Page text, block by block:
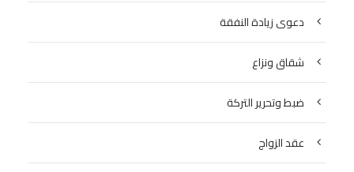
دعوى زيادة النفقة
شقاق ونزاع
ضبط وتحرير التركة
عقد الزواج